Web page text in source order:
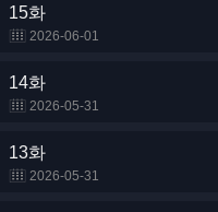
15화
2026-06-01
14화
2026-05-31
13화
2026-05-31